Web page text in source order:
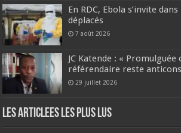
En RDC, Ebola s’invite
déplacés
7 août 2026
JC Katende : « Promulguée
référendaire reste
29 juillet 2026
Les Articlees les plus Lus